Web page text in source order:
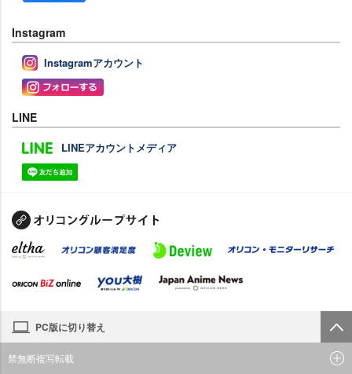
Instagram
Instagramアカウント
LINE
LINEアカウントメディア
PC版に切り替え
禁無断複写転載